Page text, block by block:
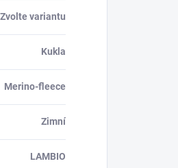
Zvolte variantu
Kukla
Merino-fleece
Zimní
LAMBIO